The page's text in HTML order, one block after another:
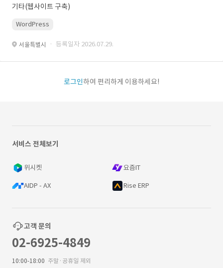
기타(웹사이트 구축)
WordPress
서울특별시 · 등록일자 2026.07.29.
로그인하여 편리하게 이용하세요!
서비스 전체보기
위시켓 요즘IT
AIDP - AX Rise ERP
고객 문의
02-6925-4849
10:00-18:00 주말·공휴일 제외